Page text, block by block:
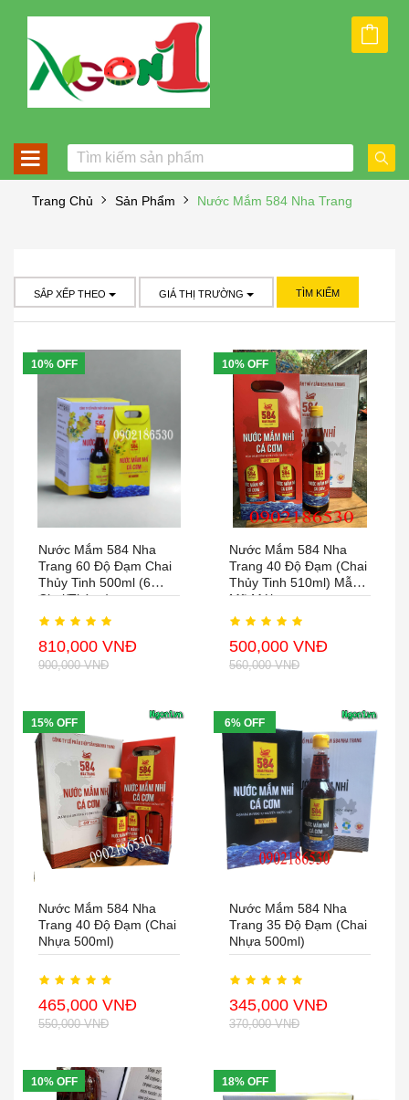
Trang Chủ Sản Phẩm Nước Mắm 584 Nha Trang
SẮP XẾP THEO GIÁ THỊ TRƯỜNG TÌM KIẾM
10% OFF
Nước Mắm 584 Nha
Trang 60 Độ Đạm Chai
Thủy Tinh 500ml (6
Chai/thùng)
810,000 VNĐ
900,000 VNĐ
10% OFF
Nước Mắm 584 Nha
Trang 40 Độ Đạm (chai
Thủy Tinh 510ml) Mẫu
Mã Mới
500,000 VNĐ
560,000 VNĐ
15% OFF
Nước Mắm 584 Nha
Trang 40 Độ Đạm (chai
Nhựa 500ml)
465,000 VNĐ
550,000 VNĐ
6% OFF
Nước Mắm 584 Nha
Trang 35 Độ Đạm (chai
Nhựa 500ml)
345,000 VNĐ
370,000 VNĐ
10% OFF 18% OFF